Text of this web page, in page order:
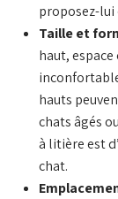
proposez-
Taille et
haut,
hauts
chats âgés
à litière est
chat.